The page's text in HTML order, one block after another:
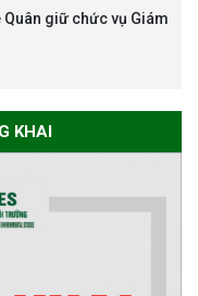
chương trình học
tại Việt Nam năm
giữ chức vụ Giám
KHAI